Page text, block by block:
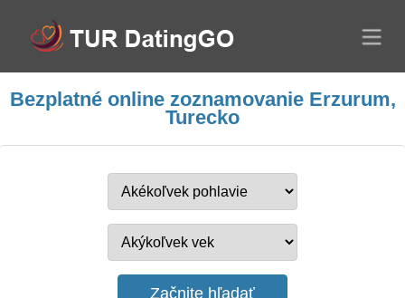
Bezplatné online zoznamovanie Erzurum,
Turecko